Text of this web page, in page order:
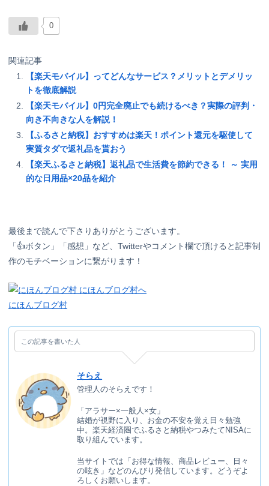
0
関連記事
【楽天モバイル】ってどんなサービス？メリットとデメリッ
トを徹底解説
【楽天モバイル】0円完全廃止でも続けるべき？実際の評判・
向き不向きな人を解説！
【ふるさと納税】おすすめは楽天！ポイント還元を駆使して
実質タダで返礼品を貰おう
【楽天ふるさと納税】返礼品で生活費を節約できる！ ～ 実用
的な日用品×20品を紹介
最後まで読んで下さりありがとうございます。
「👍ボタン」「感想」など、Twitterやコメント欄で頂けると記事制
作のモチベーションに繋がります！
にほんブログ村
この記事を書いた人
そらえ
管理人のそらえです！
「アラサー×一般人×女」
結婚が視野に入り、お金の不安を覚え日々勉強
中。楽天経済圏でふるさと納税やつみたてNISAに
取り組んでいます。
当サイトでは「お得な情報、商品レビュー、日々
の呟き」などのんびり発信しています。どうぞよ
ろしくお願いします。